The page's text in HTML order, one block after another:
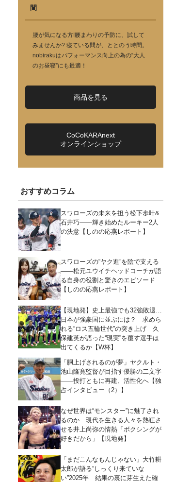
間
腰が気になる方!腰まわりの予防に、試して
みませんか? 寝ている間が、ととのう時間。
nobirakuはパフォーマンス向上の為の“大人
のお昼寝”にも最適！
商品を見る
CoCoKARAnext
オンラインショップ
おすすめコラム
スワローズの未来を担う松下歩叶&
石井巧――輝き始めたルーキー2人
の決意【しのの応燕レポート】
スワローズの“ヤク進”を陰で支える
――松元ユウイチヘッドコーチが語
る自身の役割と驚きのエピソード
【しのの応燕レポート】
【現地発】史上最強でも32強敗退…
日本が強豪国に並ぶには？ 求めら
れる“ロス五輪世代”の突き上げ 久
保建英が語った“現実”を覆す選手は
出てくるか【W杯】
「胴上げされるのが夢」ヤクルト・
池山隆寛監督が目指す優勝の二文字
――投打ともに再建、活性化へ【独
占インタビュー（2）】
なぜ世界は“モンスター”に魅了され
るのか 現代を生きる人々を熱狂さ
せる井上尚弥の情熱「ボクシングが
好きだから」【現地発】
「まだこんなもんじゃない」大竹耕
太郎が語る“しっくり来ていな
い”2025年 結果の裏に芽生えた確